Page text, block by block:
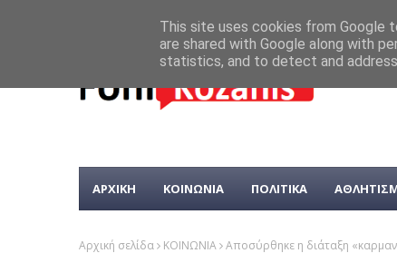
ΑΡΧΙΚΗ ΚΟΙΝΩΝΙΑ ΠΟΛΙΤΙΚΑ
Αρχική σελίδα ΚΟΙΝΩΝΙΑ Αποσύρθηκε η διάταξη
This site uses cookies from Google
are shared with Google along with
statistics, and to detect and